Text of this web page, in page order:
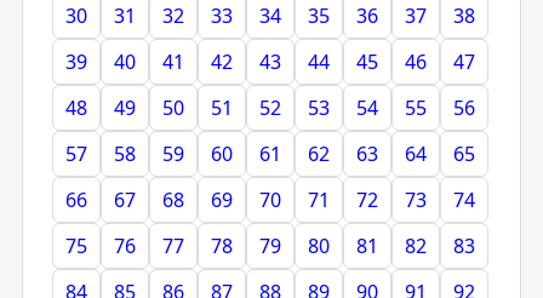
30
31 32 33 34 35 36 37
38
39
40 41 42 43 44 45 46
47
48
49 50 51 52 53 54 55
56
57
58 59 60 61 62 63 64
65
66
67 68 69 70 71 72 73
74
75
76 77 78 79 80 81 82
83
84
85 86 87 88 89 90 91
92